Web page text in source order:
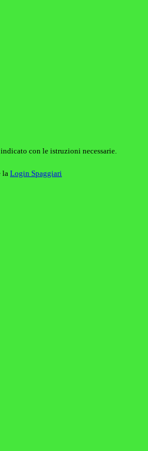
con le istruzioni necessarie.
la Login Spaggiari